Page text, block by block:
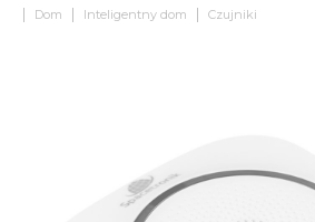
| Dom | Inteligentny dom | Czujniki